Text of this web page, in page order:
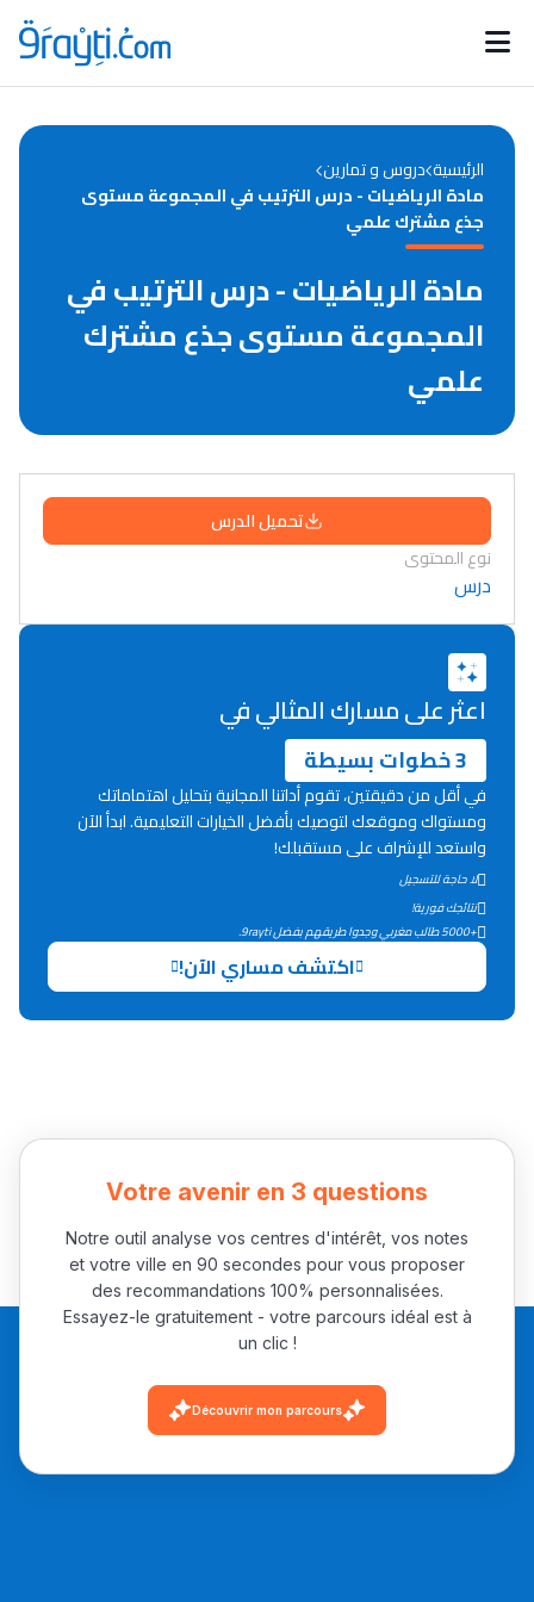
Catégories
Annonces bourses
Lycée Maroc
التعليم الثانوي التأهيلي
+ de 78 Sujets
Interviews/Vidéos
+ de 89 Interviews/Vidéos
دليل المهن
الرئيسية دروس و تمارين
مادة الرياضيات - درس الترتيب في المجموعة مستوى
جذع مشترك علمي
مادة الرياضيات - درس الترتيب في
المجموعة مستوى جذع مشترك
علمي
تحميل الدرس
نوع المحتوى
درس
اعثر على مسارك المثالي في
3 خطوات بسيطة
في أقل من دقيقتين، تقوم أداتنا المجانية بتحليل اهتماماتك
ومستواك وموقعك لتوصيك بأفضل الخيارات التعليمية. ابدأ الآن
واستعد للإشراف على مستقبلك!
لا حاجة للتسجيل
نتائجك فورية!
+5000 طالب مغربي وجدوا طريقهم بفضل 9rayti.
اكتشف مساري الآن!
Votre avenir en 3 questions
Notre outil analyse vos centres d'intérêt, vos notes
et votre ville en 90 secondes pour vous proposer
des recommandations 100% personnalisées.
Essayez-le gratuitement - votre parcours idéal est à
un clic !
Découvrir mon parcours